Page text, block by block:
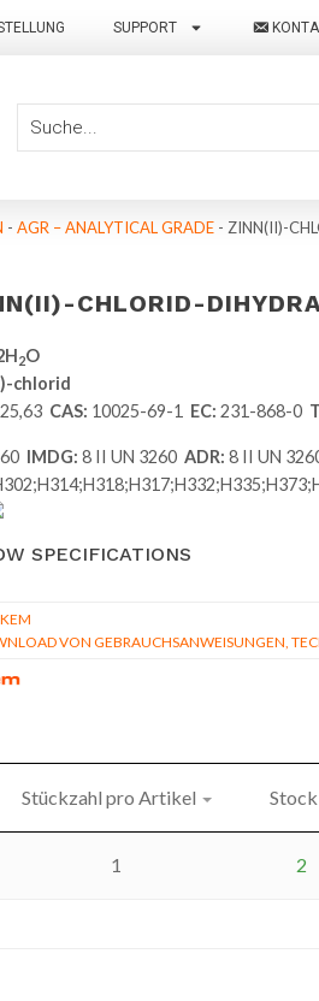
SUPPORT
- AGR – ANALYTICAL GRADE - ZINN(II)-
CHLORID-
2O
chlorid
CAS: 10025-69-1 EC: 231-868-0
IMDG: 8 II UN 3260 ADR: 8 II UN
SPECIFICATIONS
VON GEBRAUCHSANWEISUNGEN,
Stückzahl pro Artikel Stock
1 2